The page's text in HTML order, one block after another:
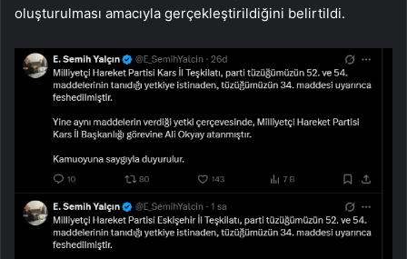
oluşturulması amacıyla gerçekleştirildiğini belirtildi.